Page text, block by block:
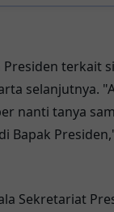
terkait
selanjutnya.
nanti tanya
Bapak
Sekretariat